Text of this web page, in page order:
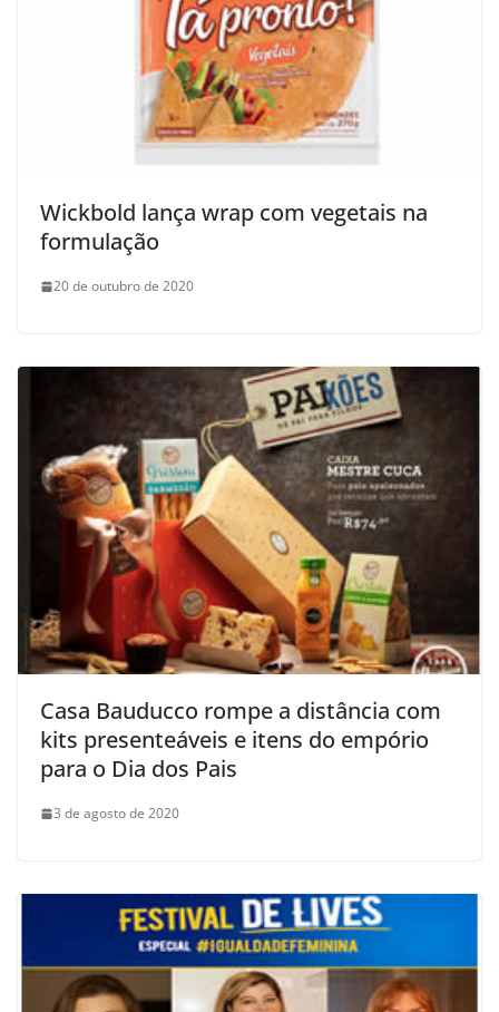
Wickbold lança wrap com vegetais na
formulação
20 de outubro de 2020
Casa Bauducco rompe a distância com
kits presenteáveis e itens do empório
para o Dia dos Pais
3 de agosto de 2020